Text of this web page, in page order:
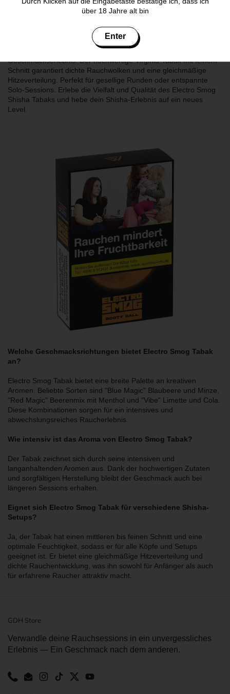
Electro Smog Tabak bietet dir ein unvergleichliches Raucherlebnis
mit intensiven und innovativen Geschmacksrichtungen. Inspiriert
Tabak erstklassige Qualität mit kreativen Aromen. Jede Sorte, wie
Blue Magic Traube, Himbeere, Minze, Red Magic Beerenmix,
Menthol oder Vibe Limette, Cola, sorgt für ein einzigartiges
Geschmackserlebnis. Der hochwertige Virginia-Tabak mit feinem
Schnitt garantiert dichte Rauchwolken und eine gleichmäßige
Hitzeverteilung. Perfekt für gesellige Runden oder entspannte
Solo-Sessions. Erlebe die Vielfalt und Qualität des Electro Smog
Shisha Tabaks und hebe dein Shisha-Erlebnis auf ein neues
Level.
Welche Geschmacksrichtungen bietet Electro Smog Tabak
an?
Electro Smog Tabak bietet eine breite Palette an kreativen
Aromen. Beliebte Sorten sind "Blue Magic" Blaubeere und Minze,
"Red Magic" Beerenmix mit Menthol und "Vibe" Limette und Cola.
Diese Kombinationen sorgen für ein intensives und
abwechslungsreiches Raucherlebnis.
Wie intensiv ist das Aroma von Electro Smog Tabak?
Der Tabak zeichnet sich durch seine intensiven und
langanhaltenden Aromen aus. Dank der hochwertigen Zutaten
und sorgfältigen Herstellung bleibt der Geschmack auch bei
längeren Sessions erhalten.
Eignet sich Electro Smog Tabak für verschiedene Shisha-
Setups?
Ja, der Tabak hat einen mittleren bis feinen Schnitt und eine
optimale Feuchtigkeit, sodass er für alle Köpfe und Setups
geeignet ist. Er bietet eine gleichmäßige Hitzeverteilung und
dichte Rauchentwicklung, was ihn sowohl für Anfänger als auch
für erfahrene Raucher attraktiv macht.
GDH Store
Verwandle deine Rauchsessions in ein unvergessliches
Erlebnis — Ein Geschmack nach dem anderen.
über 18 Jahre alt bin
Enter